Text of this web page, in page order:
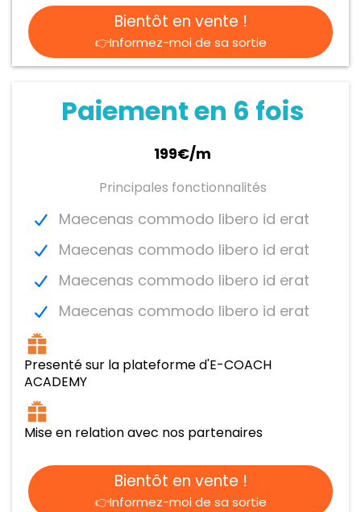
Bientôt en vente !
👉Informez-moi de sa sortie
Paiement en 6 fois
199€/m
Principales fonctionnalités
Maecenas commodo libero id erat
Maecenas commodo libero id erat
Maecenas commodo libero id erat
Maecenas commodo libero id erat
Presenté sur la plateforme d'E-COACH
ACADEMY
Mise en relation avec nos partenaires
Bientôt en vente !
👉Informez-moi de sa sortie